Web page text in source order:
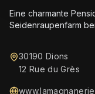
Eine charmante
Seidenraupenfarm
30190 Dions
12 Rue du Grès